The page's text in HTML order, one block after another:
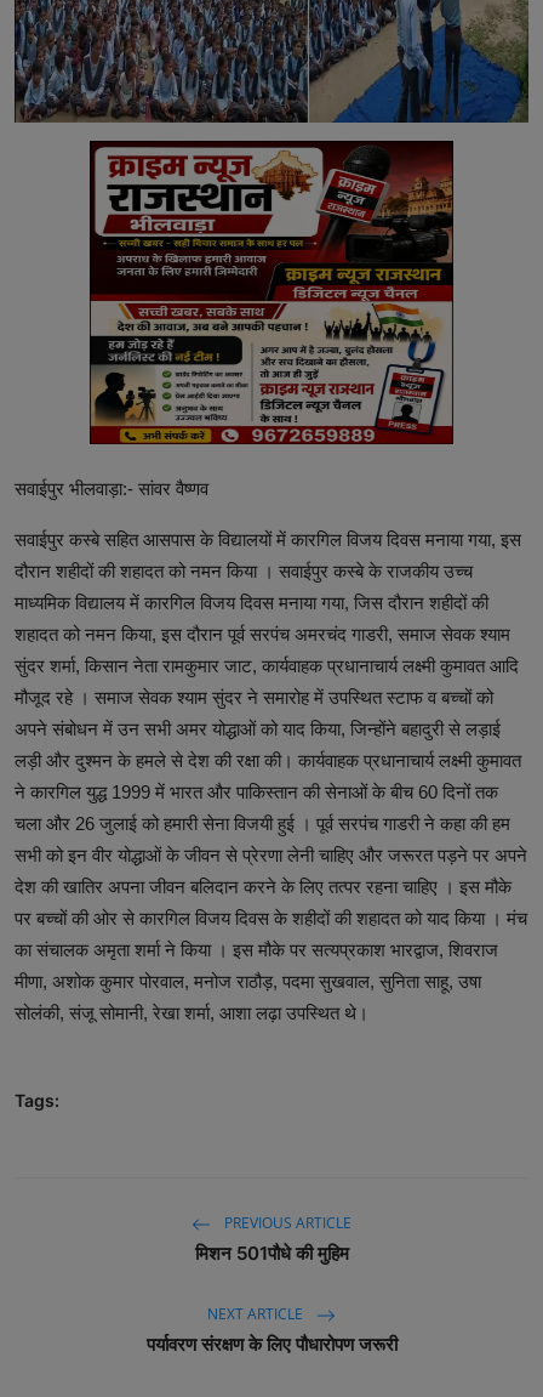
सवाईपुर भीलवाड़ा:- सांवर वैष्णव
सवाईपुर कस्बे सहित आसपास के विद्यालयों में कारगिल विजय दिवस मनाया गया, इस
दौरान शहीदों की शहादत को नमन किया । सवाईपुर कस्बे के राजकीय उच्च
माध्यमिक विद्यालय में कारगिल विजय दिवस मनाया गया, जिस दौरान शहीदों की
शहादत को नमन किया, इस दौरान पूर्व सरपंच अमरचंद गाडरी, समाज सेवक श्याम
सुंदर शर्मा, किसान नेता रामकुमार जाट, कार्यवाहक प्रधानाचार्य लक्ष्मी कुमावत आदि
मौजूद रहे । समाज सेवक श्याम सुंदर ने समारोह में उपस्थित स्टाफ व बच्चों को
अपने संबोधन में उन सभी अमर योद्धाओं को याद किया, जिन्होंने बहादुरी से लड़ाई
लड़ी और दुश्मन के हमले से देश की रक्षा की। कार्यवाहक प्रधानाचार्य लक्ष्मी कुमावत
ने कारगिल युद्ध 1999 में भारत और पाकिस्तान की सेनाओं के बीच 60 दिनों तक
चला और 26 जुलाई को हमारी सेना विजयी हुई । पूर्व सरपंच गाडरी ने कहा की हम
सभी को इन वीर योद्धाओं के जीवन से प्रेरणा लेनी चाहिए और जरूरत पड़ने पर अपने
देश की खातिर अपना जीवन बलिदान करने के लिए तत्पर रहना चाहिए । इस मौके
पर बच्चों की ओर से कारगिल विजय दिवस के शहीदों की शहादत को याद किया । मंच
का संचालक अमृता शर्मा ने किया । इस मौके पर सत्यप्रकाश भारद्वाज, शिवराज
मीणा, अशोक कुमार पोरवाल, मनोज राठौड़, पदमा सुखवाल, सुनिता साहू, उषा
सोलंकी, संजू सोमानी, रेखा शर्मा, आशा लढ़ा उपस्थित थे।
Tags:
PREVIOUS ARTICLE
मिशन 501पौधे की मुहिम
NEXT ARTICLE
पर्यावरण संरक्षण के लिए पौधारोपण जरूरी